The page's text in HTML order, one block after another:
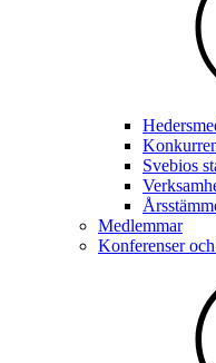
Svebios
Medlemmar
Konferenser